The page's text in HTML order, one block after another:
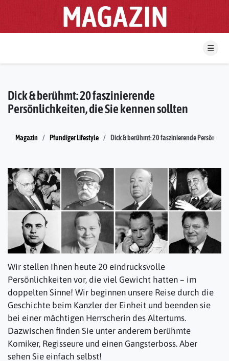
☰
Dick & berühmt: 20 faszinierende
Persönlichkeiten, die Sie kennen sollten
Magazin Pfundiger Lifestyle Dick & berühmt: 20 faszinierende
Wir stellen Ihnen heute 20 eindrucksvolle
Persönlichkeiten vor, die viel Gewicht hatten – im
doppelten Sinne! Wir beginnen unsere Reise durch die
Geschichte beim Kanzler der Einheit und beenden sie
bei einer mächtigen Herrscherin des Altertums.
Dazwischen finden Sie unter anderem berühmte
Komiker, Regisseure und einen Gangsterboss. Aber
sehen Sie einfach selbst!